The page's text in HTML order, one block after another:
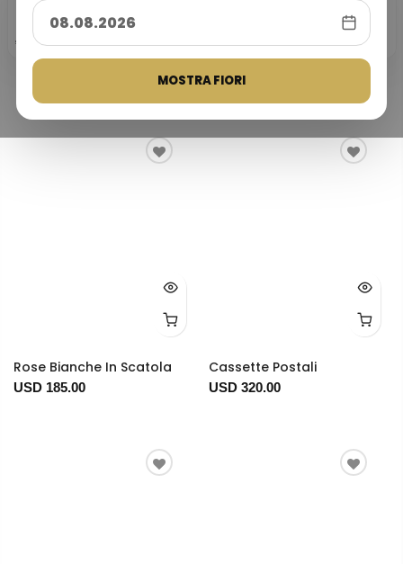
MOSTRA FIORI
25
25 anni di
esperienza
Servizio affidabile di consegna
fiori dal 1999.
10.000+ consegne
TrustpilotGoogle
Pagamento
sicuro al 100%
I pagamenti sono protetti con
tecnologia 3D Secure.
Rose Bianche In Scatola
USD 185.00
Cassette Postali
USD 320.00